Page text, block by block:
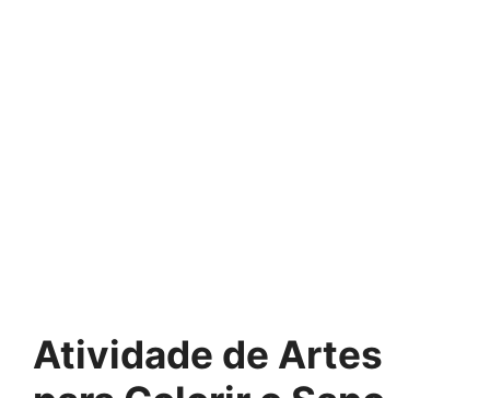
Atividade de Artes